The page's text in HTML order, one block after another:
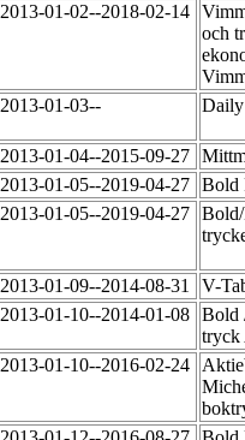
2013-01-02--2018-02-14
och
2013-01-03--
2013-01-04--2015-09-27
2013-01-05--2019-04-27 Bold
2013-01-05--2019-04-27
2013-01-09--2014-08-31
V-
2013-01-10--2014-01-08 Bold
2013-01-10--2016-02-24